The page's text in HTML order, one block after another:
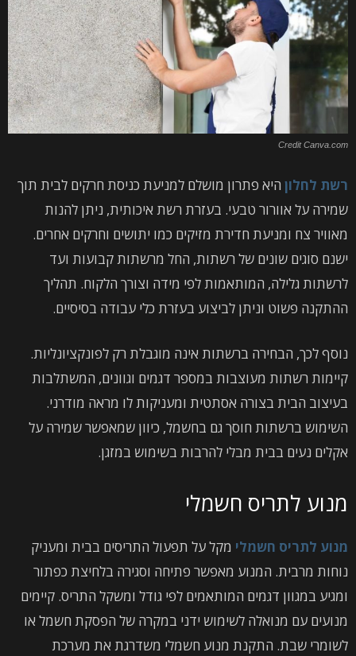
Credit Canva.com
רשת לחלון היא פתרון מושלם למניעת כניסת חרקים לבית תוך
שמירה על אוורור טבעי. בעזרת רשת איכותית, ניתן להנות
מאוויר צח ומניעת חדירת מזיקים כמו יתושים וחרקים אחרים.
ישנם סוגים שונים של רשתות, החל מרשתות קבועות ועד
לרשתות גלילה, המותאמות לפי מידה וצורך הלקוח. תהליך
ההתקנה פשוט וניתן לביצוע בעזרת כלי עבודה בסיסיים.
נוסף לכך, הבחירה ברשתות אינה מוגבלת רק לפונקציונליות.
קיימות רשתות מעוצבות במספר דגמים וגוונים, המשתלבות
בעיצוב הבית בצורה אסתטית ומעניקות לו מראה מודרני.
השימוש ברשתות חוסך גם בחשמל, כיוון שמאפשר שמירה על
אקלים נעים בבית מבלי להרבות בשימוש במזגן.
מנוע לתריס חשמלי
מנוע לתריס חשמלי מקל על תפעול התריסים בבית ומעניק
נוחות מרבית. המנוע מאפשר פתיחה וסגירה בלחיצת כפתור
ומגיע במגוון דגמים המותאמים לפי גודל ומשקל התריס. קיימים
מנועים עם מנואלה לשימוש ידני במקרה של הפסקת חשמל או
לשומרי שבת. התקנת מנוע חשמלי משדרגת את מערכת